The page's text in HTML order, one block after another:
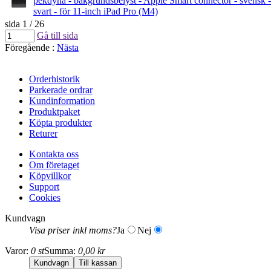
svart - för 11-inch iPad Pro (M4)
sida 1 / 26
Gå till sida
Föregående : Nästa
Orderhistorik
Parkerade ordrar
Kundinformation
Produktpaket
Köpta produkter
Returer
Kontakta oss
Om företaget
Köpvillkor
Support
Cookies
Kundvagn
Visa priser inkl moms?Ja
Nej
Varor: 0 stSumma: 0,00 kr